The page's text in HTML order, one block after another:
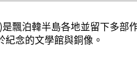
飄泊韓半島各地並留下多
念的文學館與銅像。